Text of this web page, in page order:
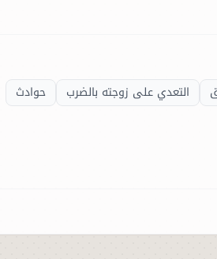
التعدي على زوجته بالضرب حوادث